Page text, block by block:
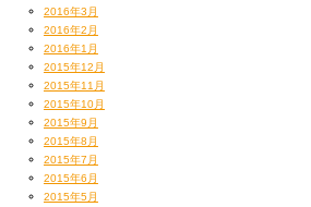
2016年3月
2016年2月
2016年1月
2015年12月
2015年11月
2015年10月
2015年9月
2015年8月
2015年7月
2015年6月
2015年5月